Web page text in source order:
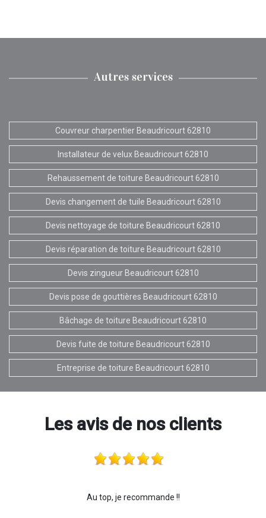
Autres services
Couvreur charpentier Beaudricourt 62810
Installateur de velux Beaudricourt 62810
Rehaussement de toiture Beaudricourt 62810
Devis changement de tuile Beaudricourt 62810
Devis nettoyage de toiture Beaudricourt 62810
Devis réparation de toiture Beaudricourt 62810
Devis zingueur Beaudricourt 62810
Devis pose de gouttières Beaudricourt 62810
Bâchage de toiture Beaudricourt 62810
Devis fuite de toiture Beaudricourt 62810
Entreprise de toiture Beaudricourt 62810
Les avis de nos clients
Au top, je recommande !!